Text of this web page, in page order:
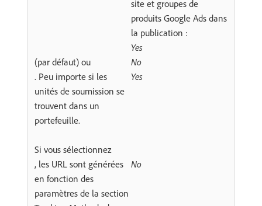
site et groupes de
produits Google Ads dans
la publication :
Yes
(par défaut) ou
No
. Peu importe si les
unités de soumission se
trouvent dans un
portefeuille.
Si vous sélectionnez
Yes
, les URL sont générées
en fonction des
paramètres de la section
No